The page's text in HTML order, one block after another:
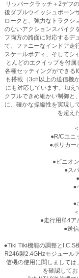
リッパークラッチ＋2デフ
後ダブルウイッシュボーン
ロークと、強力なトラクシ
のないアクションスパイク
フ両方の路面に対応するデ
て、ファニーなインドア走
スケールボディ、そしてシ
とんどのエクイップを付
各種セッティングができる
も搭載（3ch以上の送信機
にも対応しています。加
クフルできめ細かい制御と
に、確かな操縦性を実現し
を超え
●R/Cユニ
●ポリカー
●ピニオ
●ス
●
●
●走行用単4ア
●送
●Tiki Tiki機能の調整とI.C.S
R246製2.4GHzモジュール
信機の使用に関しまして
を確認して